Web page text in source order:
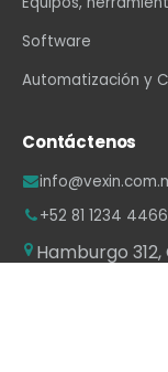
Software
Automatización y
Contáctenos
+52 81 1234 4466
Hamburgo